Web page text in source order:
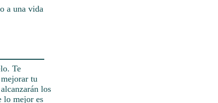
a una vida
Te
tu
los
lo mejor es